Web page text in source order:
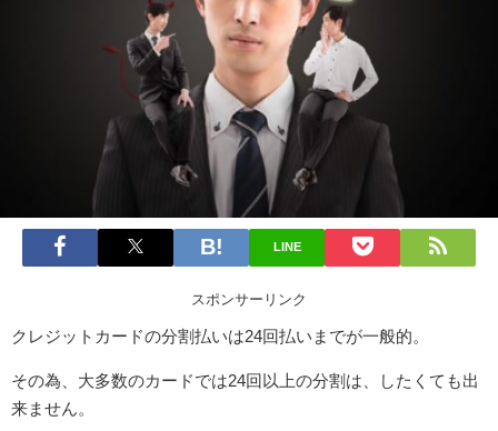
LINE
スポンサーリンク
クレジットカードの分割払いは24回払いまでが一般的。
その為、大多数のカードでは24回以上の分割は、したくても出
来ません。